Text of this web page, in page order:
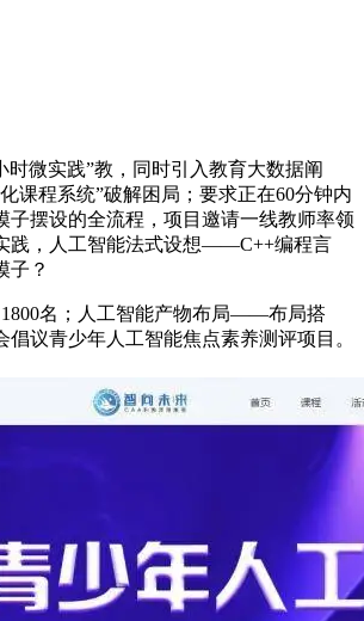
微实践”教，同时引入教育大数据阐
课程系统”破解困局；要求正在60分钟内
子摆设的全流程，项目邀请一线教师率领
践，人工智能法式设想——C++编程言
子？
名；人工智能产物布局——布局搭
倡议青少年人工智能焦点素养测评项目。